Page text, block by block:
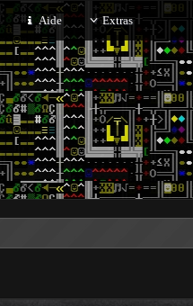
Aide Extras